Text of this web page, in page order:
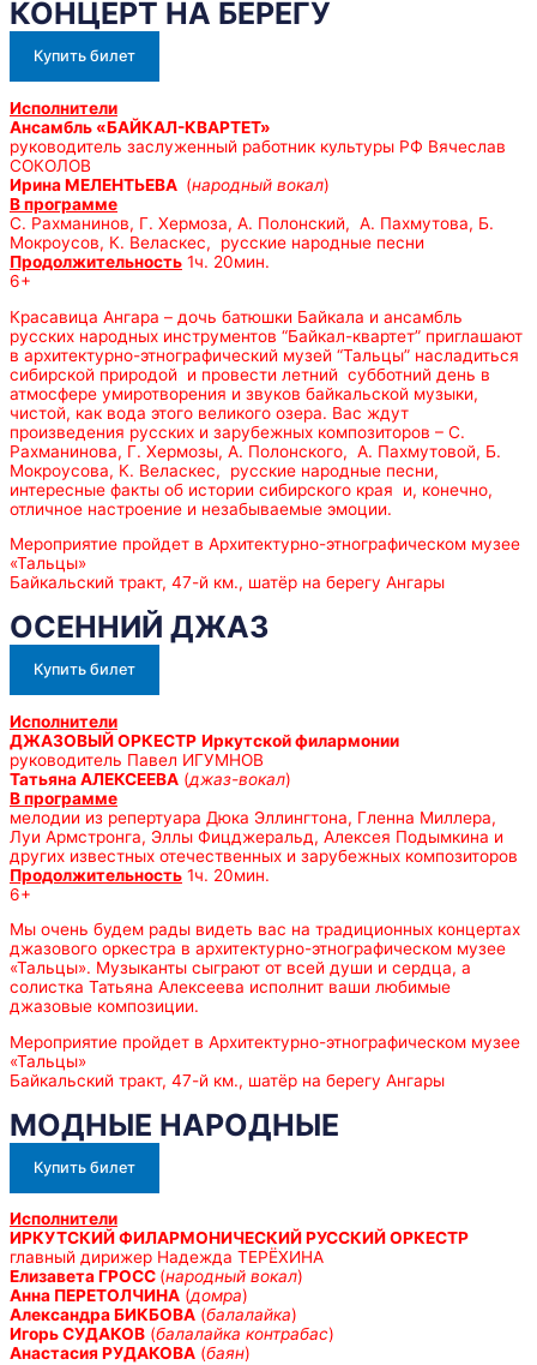
КОНЦЕРТ НА БЕРЕГУ
Купить билет
Исполнители
Ансамбль «БАЙКАЛ-КВАРТЕТ»
руководитель заслуженный работник культуры РФ Вячеслав
СОКОЛОВ
Ирина МЕЛЕНТЬЕВА (народный вокал)
В программе
С. Рахманинов, Г. Хермоза, А. Полонский, А. Пахмутова, Б.
Мокроусов, К. Веласкес, русские народные песни
Продолжительность 1ч. 20мин.
6+
Красавица Ангара – дочь батюшки Байкала и ансамбль
русских народных инструментов “Байкал-квартет” приглашают
в архитектурно-этнографический музей “Тальцы” насладиться
сибирской природой и провести летний субботний день в
атмосфере умиротворения и звуков байкальской музыки,
чистой, как вода этого великого озера. Вас ждут
произведения русских и зарубежных композиторов – С.
Рахманинова, Г. Хермозы, А. Полонского, А. Пахмутовой, Б.
Мокроусова, К. Веласкес, русские народные песни,
интересные факты об истории сибирского края и, конечно,
отличное настроение и незабываемые эмоции.
Мероприятие пройдет в Архитектурно-этнографическом музее
«Тальцы»
Байкальский тракт, 47-й км., шатёр на берегу Ангары
ОСЕННИЙ ДЖАЗ
Купить билет
Исполнители
ДЖАЗОВЫЙ ОРКЕСТР Иркутской филармонии
руководитель Павел ИГУМНОВ
Татьяна АЛЕКСЕЕВА (джаз-вокал)
В программе
мелодии из репертуара Дюка Эллингтона, Гленна Миллера,
Луи Армстронга, Эллы Фицджеральд, Алексея Подымкина и
других известных отечественных и зарубежных композиторов
Продолжительность 1ч. 20мин.
6+
Мы очень будем рады видеть вас на традиционных концертах
джазового оркестра в архитектурно-этнографическом музее
«Тальцы». Музыканты сыграют от всей души и сердца, а
солистка Татьяна Алексеева исполнит ваши любимые
джазовые композиции.
Мероприятие пройдет в Архитектурно-этнографическом музее
«Тальцы»
Байкальский тракт, 47-й км., шатёр на берегу Ангары
МОДНЫЕ НАРОДНЫЕ
Купить билет
Исполнители
ИРКУТСКИЙ ФИЛАРМОНИЧЕСКИЙ РУССКИЙ ОРКЕСТР
главный дирижер Надежда ТЕРЁХИНА
Елизавета ГРОСС (народный вокал)
Анна ПЕРЕТОЛЧИНА (домра)
Александра БИКБОВА (балалайка)
Игорь СУДАКОВ (балалайка контрабас)
Анастасия РУДАКОВА (баян)